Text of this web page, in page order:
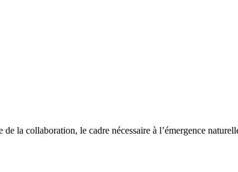
la collaboration, le cadre nécessaire à l’émergence